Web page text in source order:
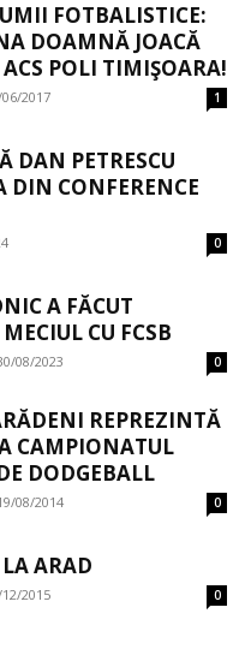
FOTBALISTICE:
DOAMNĂ JOACĂ
ACS POLI TIMIŞOARA!
2017 1
DAN PETRESCU
DIN CONFERENCE
0
A FĂCUT
CU FCSB
08/2023 0
REPREZINTĂ
CAMPIONATUL
DODGEBALL
08/2014 0
ARAD
2015 0